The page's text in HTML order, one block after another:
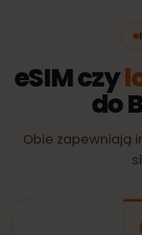
eSIM czy
do
Obie zapewniają